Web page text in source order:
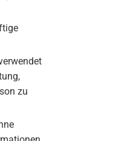
zu